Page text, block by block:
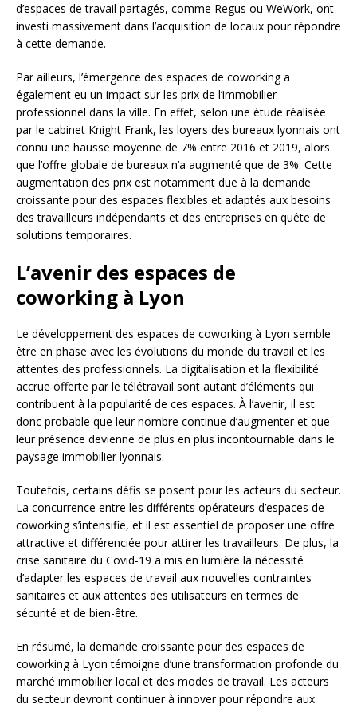
d’espaces de travail partagés, comme Regus ou WeWork, ont
investi massivement dans l’acquisition de locaux pour répondre
à cette demande.
Par ailleurs, l’émergence des espaces de coworking a
également eu un impact sur les prix de l’immobilier
professionnel dans la ville. En effet, selon une étude réalisée
par le cabinet Knight Frank, les loyers des bureaux lyonnais ont
connu une hausse moyenne de 7% entre 2016 et 2019, alors
que l’offre globale de bureaux n’a augmenté que de 3%. Cette
augmentation des prix est notamment due à la demande
croissante pour des espaces flexibles et adaptés aux besoins
des travailleurs indépendants et des entreprises en quête de
solutions temporaires.
L’avenir des espaces de
coworking à Lyon
Le développement des espaces de coworking à Lyon semble
être en phase avec les évolutions du monde du travail et les
attentes des professionnels. La digitalisation et la flexibilité
accrue offerte par le télétravail sont autant d’éléments qui
contribuent à la popularité de ces espaces. À l’avenir, il est
donc probable que leur nombre continue d’augmenter et que
leur présence devienne de plus en plus incontournable dans le
paysage immobilier lyonnais.
Toutefois, certains défis se posent pour les acteurs du secteur.
La concurrence entre les différents opérateurs d’espaces de
coworking s’intensifie, et il est essentiel de proposer une offre
attractive et différenciée pour attirer les travailleurs. De plus, la
crise sanitaire du Covid-19 a mis en lumière la nécessité
d’adapter les espaces de travail aux nouvelles contraintes
sanitaires et aux attentes des utilisateurs en termes de
sécurité et de bien-être.
En résumé, la demande croissante pour des espaces de
coworking à Lyon témoigne d’une transformation profonde du
marché immobilier local et des modes de travail. Les acteurs
du secteur devront continuer à innover pour répondre aux